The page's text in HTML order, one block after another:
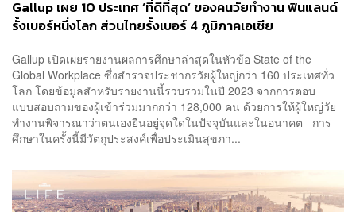
Gallup เผย 10 ประเทศ ‘ที่ดีที่สุด’ ของคนวัยทำงาน ฟินแลนด์
รั้งเบอร์หนึ่งโลก ส่วนไทยรั้งเบอร์ 4 ภูมิภาคเอเชีย
Gallup เปิดเผยรายงานผลการศึกษาล่าสุดในหัวข้อ State of the
Global Workplace ซึ่งสำรวจประชากรวัยผู้ใหญ่กว่า 160 ประเทศทั่ว
โลก โดยข้อมูลสำหรับรายงานนี้รวบรวมในปี 2023 จากการตอบ
แบบสอบถามของผู้เข้าร่วมมากกว่า 128,000 คน ด้วยการให้ผู้ใหญ่วัย
ทำงานพิจารณาว่าตนเองยืนอยู่จุดใดในปัจจุบันและในอนาคต การ
ศึกษาในครั้งนี้มีวัตถุประสงค์เพื่อประเมินสุขภา...